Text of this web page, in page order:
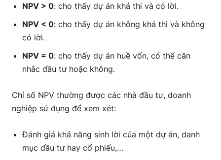
NPV > 0: cho thấy dự án khả thi và có lời.
NPV < 0: cho thấy dự án không khả thi và không
có lời.
NPV = 0: cho thấy dự án huề vốn, có thể cân
nhắc đầu tư hoặc không.
Chỉ số NPV thường được các nhà đầu tư, doanh
nghiệp sử dụng để xem xét:
Đánh giá khả năng sinh lời của một dự án, danh
mục đầu tư hay cổ phiếu,…